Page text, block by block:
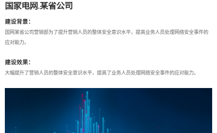
国家电网.某省公司
建设背景：
国网某省公司营销部为了提升营销人员的整体安全意识水平，提高业务人员处理网络安全事件的
应对能力。
建设效果：
大幅提升了营销人员的整体安全意识水平，提高了业务人员处理网络安全事件的应对能力。